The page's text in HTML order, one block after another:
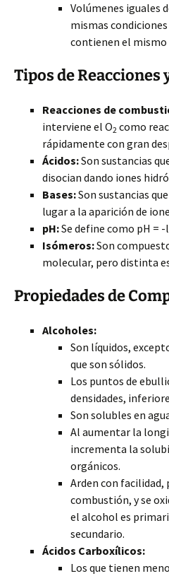
Volúmenes iguales
mismas
contienen el mismo
Tipos de Reacciones
Reacciones de
interviene el O2 como
rápidamente con gran
Ácidos:Son sustancias
disocian dando iones
Bases:Son sustancias
lugar a la aparición de
pH:Se define como pH = -
Isómeros:Son
molecular, pero distinta
Propiedades de
Alcoholes:
Son líquidos,
que son sólidos.
Los puntos de
densidades,
Son solubles en
Al aumentar la
incrementa la
orgánicos.
Arden con facilidad,
combustión, y se
el alcohol es
secundario.
Ácidos Carboxílicos:
Los que tienen